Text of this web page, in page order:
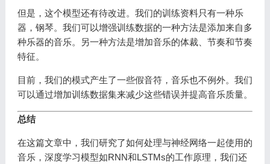
但是，这个模型还有待改进。我们的训练资料只有一种乐
器，钢琴。我们可以增强训练数据的一种方法是添加来自多
种乐器的音乐。另一种方法是增加音乐的体裁、节奏和节奏
特征。
目前，我们的模式产生了一些假音符，音乐也不例外。我们
可以通过增加训练数据集来减少这些错误并提高音乐质量。
总结
在这篇文章中，我们研究了如何处理与神经网络一起使用的
音乐，深度学习模型如RNN和LSTMs的工作原理，我们还